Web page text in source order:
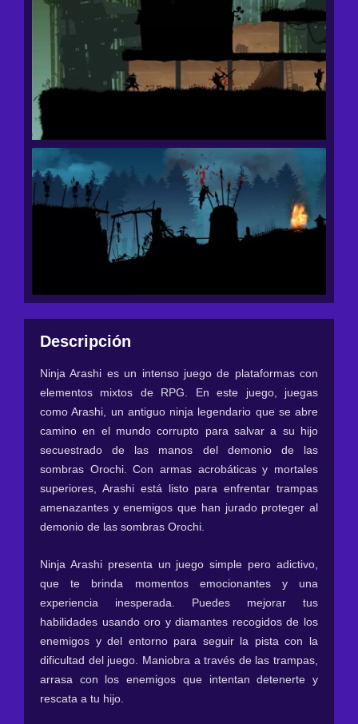
Descripción
Ninja Arashi es un intenso juego de plataformas con
elementos mixtos de RPG. En este juego, juegas
como Arashi, un antiguo ninja legendario que se abre
camino en el mundo corrupto para salvar a su hijo
secuestrado de las manos del demonio de las
sombras Orochi. Con armas acrobáticas y mortales
superiores, Arashi está listo para enfrentar trampas
amenazantes y enemigos que han jurado proteger al
demonio de las sombras Orochi.
Ninja Arashi presenta un juego simple pero adictivo,
que te brinda momentos emocionantes y una
experiencia inesperada. Puedes mejorar tus
habilidades usando oro y diamantes recogidos de los
enemigos y del entorno para seguir la pista con la
dificultad del juego. Maniobra a través de las trampas,
arrasa con los enemigos que intentan detenerte y
rescata a tu hijo.